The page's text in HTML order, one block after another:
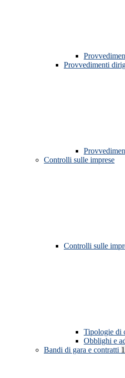
Provvedimenti
Controlli sulle imprese
Controlli sulle
Tipologie di
Obblighi e
Bandi di gara e contratti